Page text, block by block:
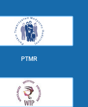
PTMR